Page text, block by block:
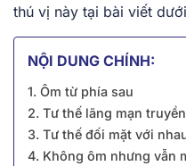
thú vị này tại bài viết
NỘI DUNG CHÍNH:
1. Ôm từ phía sau
2. Tư thế lãng mạn
3. Tư thế đối mặt với
4. Không ôm nhưng vẫn